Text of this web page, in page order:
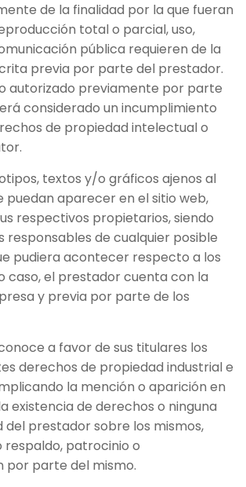
de la finalidad por la que fueran
total o parcial, uso,
pública requieren de la
previa por parte del prestador.
autorizado previamente por parte
considerado un incumplimiento
de propiedad intelectual o
textos y/o gráficos ajenos al
puedan aparecer en el sitio web,
respectivos propietarios, siendo
responsables de cualquier posible
pudiera acontecer respecto a los
caso, el prestador cuenta con la
y previa por parte de los
a favor de sus titulares los
derechos de propiedad industrial e
la mención o aparición en
existencia de derechos o ninguna
del prestador sobre los mismos,
patrocinio o
por parte del mismo.